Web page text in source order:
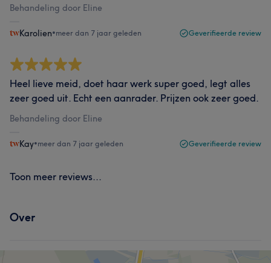
Behandeling door Eline
Karolien•meer dan 7 jaar geleden Geverifieerde review
Heel lieve meid, doet haar werk super goed, legt alles
zeer goed uit. Echt een aanrader. Prijzen ook zeer goed.
Behandeling door Eline
Kay•meer dan 7 jaar geleden Geverifieerde review
Toon meer reviews...
Over